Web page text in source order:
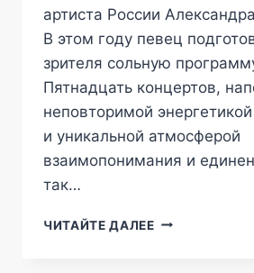
артиста России
В этом году певец
зрителя сольную
Пятнадцать концертов,
неповторимой
и уникальной атмосферой
взаимопонимания и
так…
ЧИТАЙТЕ ДАЛЕЕАЛЕКСАНДР